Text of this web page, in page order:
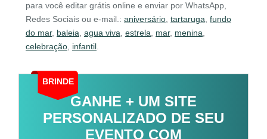
para você editar grátis online e enviar por WhatsApp,
Redes Sociais ou e-mail.: aniversário tartaruga fundo
do mar, baleia agua viva estrela mar, menina
celebração infantil
BRINDE
GANHE + UM SITE
PERSONALIZADO DE SEU
EVENTO COM